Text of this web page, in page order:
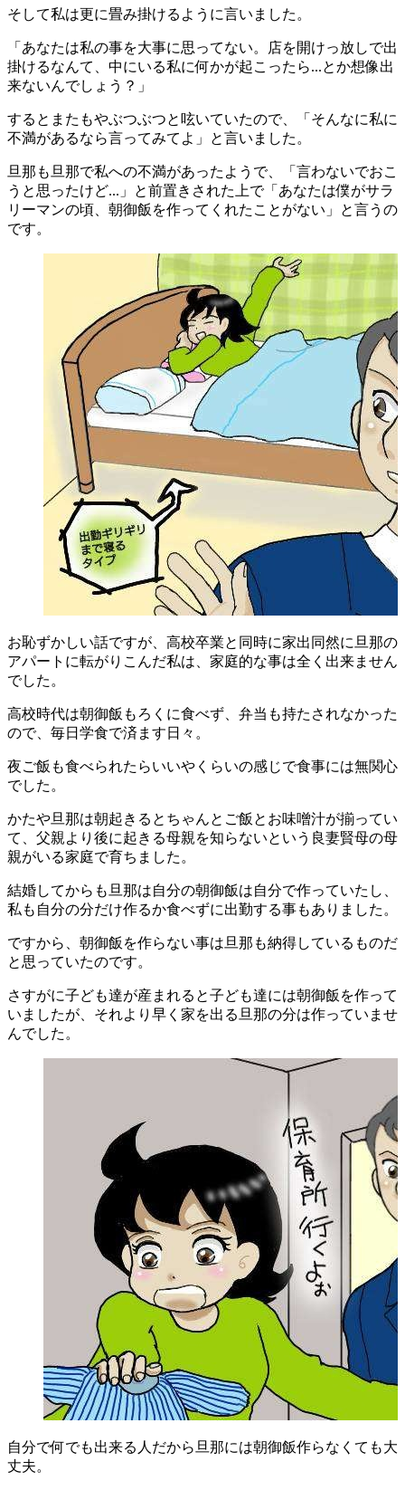
そして私は更に畳み掛けるように言いました。
「あなたは私の事を大事に思ってない。店を開けっ放しで出
掛けるなんて、中にいる私に何かが起こったら...とか想像出
来ないんでしょう？」
するとまたもやぶつぶつと呟いていたので、「そんなに私に
不満があるなら言ってみてよ」と言いました。
旦那も旦那で私への不満があったようで、「言わないでおこ
うと思ったけど...」と前置きされた上で「あなたは僕がサラ
リーマンの頃、朝御飯を作ってくれたことがない」と言うの
です。
お恥ずかしい話ですが、高校卒業と同時に家出同然に旦那の
アパートに転がりこんだ私は、家庭的な事は全く出来ません
でした。
高校時代は朝御飯もろくに食べず、弁当も持たされなかった
ので、毎日学食で済ます日々。
夜ご飯も食べられたらいいやくらいの感じで食事には無関心
でした。
かたや旦那は朝起きるとちゃんとご飯とお味噌汁が揃ってい
て、父親より後に起きる母親を知らないという良妻賢母の母
親がいる家庭で育ちました。
結婚してからも旦那は自分の朝御飯は自分で作っていたし、
私も自分の分だけ作るか食べずに出勤する事もありました。
ですから、朝御飯を作らない事は旦那も納得しているものだ
と思っていたのです。
さすがに子ども達が産まれると子ども達には朝御飯を作って
いましたが、それより早く家を出る旦那の分は作っていませ
んでした。
自分で何でも出来る人だから旦那には朝御飯作らなくても大
丈夫。